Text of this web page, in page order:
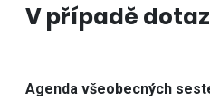
V případě
Agenda všeobecných